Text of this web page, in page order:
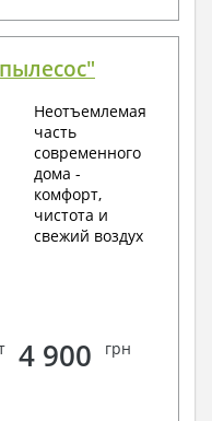
Неотъемлемая
часть
современного
дома -
комфорт,
чистота и
свежий воздух
4 900 грн